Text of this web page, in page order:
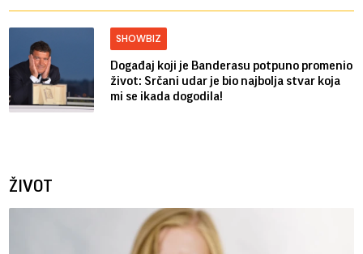
SHOWBIZ
Događaj koji je Banderasu potpuno promenio
život: Srčani udar je bio najbolja stvar koja
mi se ikada dogodila!
ŽIVOT